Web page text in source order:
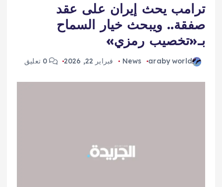
ترامب يحث إيران على عقد
صفقة.. ويبحث خيار السماح
بـ«تخصيب رمزي»
araby world
News فبراير 22, 2026 0 تعليق